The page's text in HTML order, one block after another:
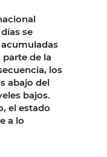
se
parte de la
los
abajo del
bajos.
el estado
a lo